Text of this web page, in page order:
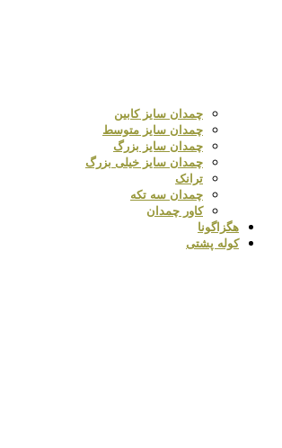
چمدان سایز کابین
چمدان سایز متوسط
چمدان سایز بزرگ
چمدان سایز خیلی بزرگ
ترانک
چمدان سه تکه
کاور چمدان
هگزاگونا
کوله پشتی